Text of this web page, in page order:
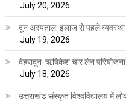
July 20, 2026
दून अस्पताल: इलाज से पहले व्यवस्था
July 19, 2026
देहरादून-ऋषिकेश चार लेन
July 18, 2026
उत्तराखंड संस्कृत विश्वविद्यालय में